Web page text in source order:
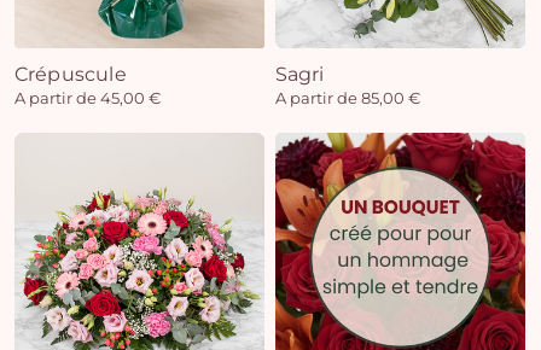
Crépuscule
A partir de 45,00 €
Sagri
A partir de 85,00 €